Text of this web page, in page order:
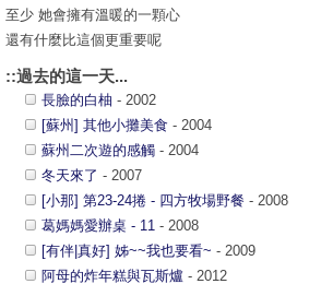
至少 她會擁有溫暖的一顆心
還有什麼比這個更重要呢
::過去的這一天...
長臉的白柚 - 2002
[蘇州] 其他小攤美食 - 2004
蘇州二次遊的感觸 - 2004
冬天來了 - 2007
[小那] 第23-24捲 - 四方牧場野餐 - 2008
葛媽媽愛辦桌 - 11 - 2008
[有伴|真好] 姊~~我也要看~ - 2009
阿母的炸年糕與瓦斯爐 - 2012